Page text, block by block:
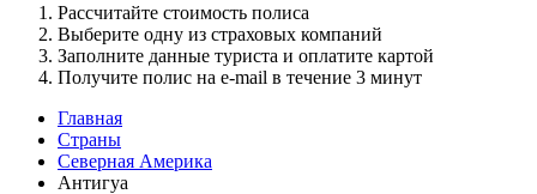
Рассчитайте стоимость полиса
Выберите одну из страховых компаний
Заполните данные туриста и оплатите картой
Получите полис на e-mail в течение 3 минут
Главная
Страны
Северная Америка
Антигуа